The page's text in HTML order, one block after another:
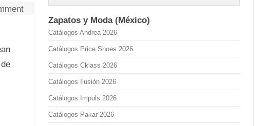
Zapatos y Moda (México)
Catálogos Andrea 2026
Catálogos Price Shoes 2026
Catálogos Cklass 2026
Catálogos Ilusión 2026
Catálogos Impuls 2026
Catálogos Pakar 2026